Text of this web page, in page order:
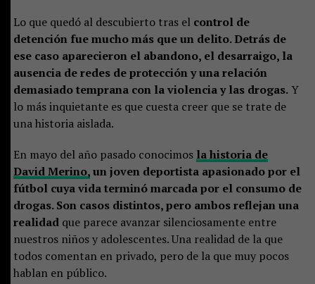
Lo que quedó al descubierto tras el control de
detención fue mucho más que un delito. Detrás de
ese caso aparecieron el abandono, el desarraigo, la
ausencia de redes de protección y una relación
demasiado temprana con la violencia y las drogas.Y
lo más inquietante es que cuesta creer que se trate de
una historia aislada.
En mayo del año pasado conocimos la historia de
David Merino,un joven deportista apasionado por el
fútbol cuya vida terminó marcada por el consumo de
drogas. Son casos distintos, pero ambos reflejan una
realidad que parece avanzar silenciosamente entre
nuestros niños y adolescentes. Una realidad de la que
todos comentan en privado, pero de la que muy pocos
hablan en público.